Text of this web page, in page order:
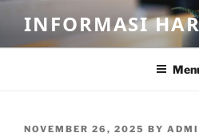
content
INFORMASI
POSTED
NOVEMBER 26, 2025 BY